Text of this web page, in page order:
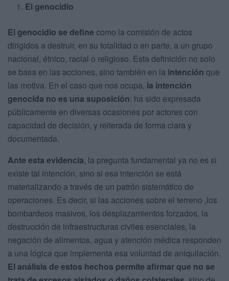
El genocidio
El genocidio se define como la comisión de actos
dirigidos a destruir, en su totalidad o en parte, a un grupo
nacional, étnico, racial o religioso. Esta definición no solo
se basa en las acciones, sino también en la intención que
las motiva. En el caso que nos ocupa, la intención
genocida no es una suposición: ha sido expresada
públicamente en diversas ocasiones por actores con
capacidad de decisión, y reiterada de forma clara y
documentada.
Ante esta evidencia, la pregunta fundamental ya no es si
existe tal intención, sino si esa intención se está
materializando a través de un patrón sistemático de
operaciones. Es decir, si las acciones sobre el terreno ,los
bombardeos masivos, los desplazamientos forzados, la
destrucción de infraestructuras civiles esenciales, la
negación de alimentos, agua y atención médica responden
a una lógica que implementa esa voluntad de aniquilación.
El análisis de estos hechos permite afirmar que no se